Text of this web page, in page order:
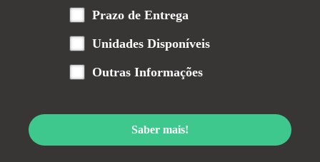
Prazo de Entrega
Unidades Disponíveis
Outras Informações
Saber mais!